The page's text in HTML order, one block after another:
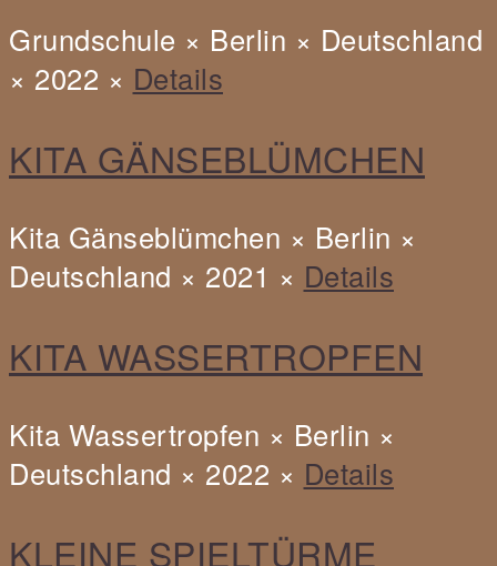
Grundschule × Berlin × Deutschland
× 2022 × Details
Kunst
oder
Handwerk?
Sven
Kita
Gänseblümchen
KITA GÄNSEBLÜMCHEN
Kita Gänseblümchen × Berlin ×
Deutschland × 2021 × Details
Kunst
oder
Handwerk?
Sven
Kita
KITA WASSERTROPFEN
Kita Wassertropfen × Berlin ×
Deutschland × 2022 × Details
Kleine
KLEINE SPIELTÜRME